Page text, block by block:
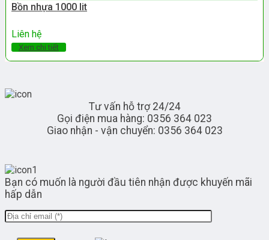
Bồn nhựa 1000 lit
Liên hệ
Xem chi tiết
Tư vấn hỗ trợ 24/24
Gọi điện mua hàng: 0356 364 023
Giao nhận - vận chuyển: 0356 364 023
Bạn có muốn là người đầu tiên nhận được khuyến mãi
hấp dẫn